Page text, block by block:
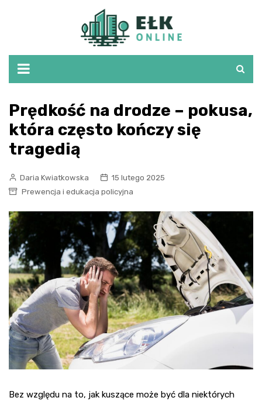
Prędkość na drodze – pokusa,
która często kończy się
tragedią
Daria Kwiatkowska
15 lutego 2025
Prewencja i edukacja policyjna
Bez względu na to, jak kuszące może być dla niektórych